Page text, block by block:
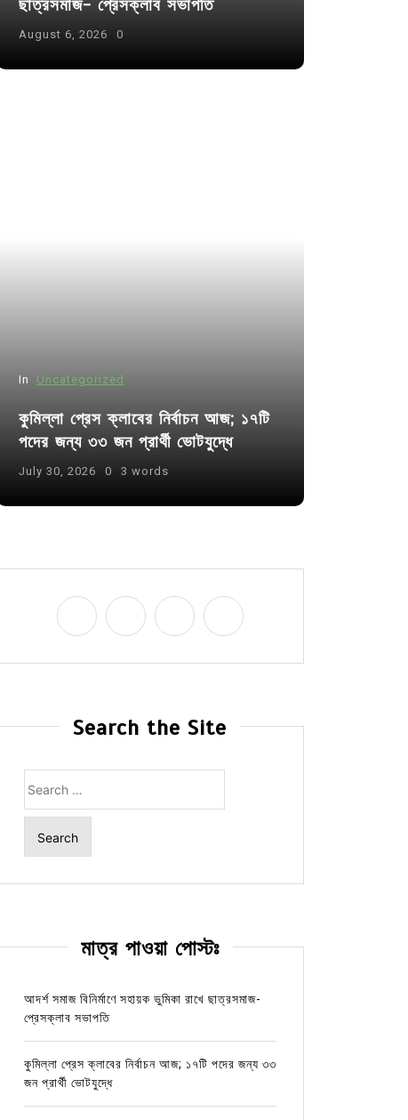
ছাত্রসমাজ- প্রেসক্লাব সভাপতি
August 6, 2026 0
In Uncategorized
কুমিল্লা প্রেস ক্লাবের নির্বাচন আজ; ১৭টি
পদের জন্য ৩৩ জন প্রার্থী ভোটযুদ্ধে
July 30, 2026 0 3 words
Search the Site
for:
মাত্র পাওয়া পোস্টঃ
আদর্শ সমাজ বিনির্মাণে সহায়ক ভুমিকা রাখে ছাত্রসমাজ-
প্রেসক্লাব সভাপতি
কুমিল্লা প্রেস ক্লাবের নির্বাচন আজ; ১৭টি পদের জন্য ৩৩
জন প্রার্থী ভোটযুদ্ধে